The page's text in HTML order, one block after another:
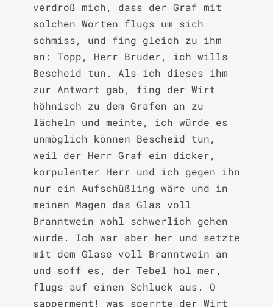
verdroß mich, dass der Graf mit
solchen Worten flugs um sich
schmiss, und fing gleich zu ihm
an: Topp, Herr Bruder, ich wills
Bescheid tun. Als ich dieses ihm
zur Antwort gab, fing der Wirt
höhnisch zu dem Grafen an zu
lächeln und meinte, ich würde es
unmöglich können Bescheid tun,
weil der Herr Graf ein dicker,
korpulenter Herr und ich gegen ihn
nur ein Aufschüßling wäre und in
meinen Magen das Glas voll
Branntwein wohl schwerlich gehen
würde. Ich war aber her und setzte
mit dem Glase voll Branntwein an
und soff es, der Tebel hol mer,
flugs auf einen Schluck aus. O
sapperment! was sperrte der Wirt